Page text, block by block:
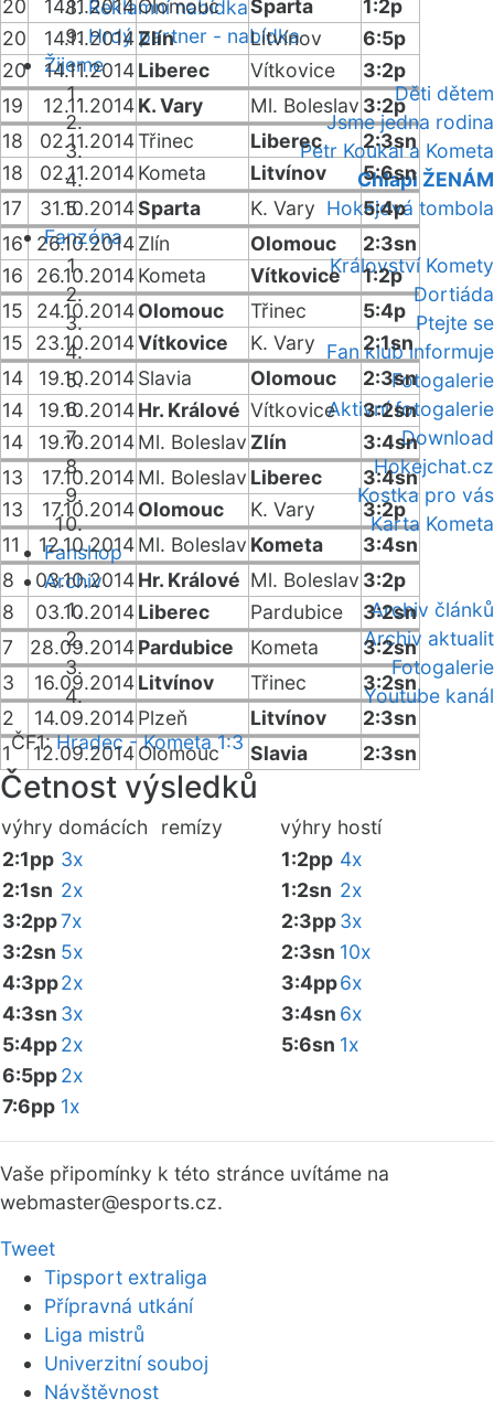
Reklamní nabídka
Hrdý partner - nabídka
Žijeme
Děti dětem
Jsme jedna rodina
Petr Koukal a Kometa
Chlapi ŽENÁM
Hokejová tombola
Fanzóna
Království Komety
Dortiáda
Ptejte se
Fan klub informuje
Fotogalerie
Aktivní fotogalerie
Download
Hokejchat.cz
Kostka pro vás
Karta Kometa
Fanshop
Archiv
Archiv článků
Archiv aktualit
Fotogalerie
Youtube kanál
ČF1:Hradec - Kometa 1:3
20 14.11.2014Olomouc Sparta
1:2p
20
14.11.2014Zlín Litvínov
6:5p
20
14.11.2014Liberec Vítkovice
3:2p
19
12.11.2014K. Vary Ml. Boleslav 3:2p
18
02.11.2014Třinec Liberec
2:3sn
18
02.11.2014Kometa Litvínov
5:6sn
17
31.10.2014Sparta K. Vary
5:4p
16
26.10.2014Zlín Olomouc
2:3sn
16
26.10.2014Kometa Vítkovice
1:2p
15
24.10.2014Olomouc Třinec
5:4p
15
23.10.2014Vítkovice K. Vary
2:1sn
14
19.10.2014Slavia Olomouc
2:3sn
14
19.10.2014Hr. Králové Vítkovice
3:2sn
14
19.10.2014Ml. Boleslav Zlín
3:4sn
13
17.10.2014Ml. Boleslav Liberec
3:4sn
13
17.10.2014Olomouc K. Vary
3:2p
11
12.10.2014Ml. Boleslav Kometa
3:4sn
8
03.10.2014Hr. Králové Ml. Boleslav 3:2p
8
03.10.2014Liberec Pardubice
3:2sn
7
28.09.2014Pardubice Kometa
3:2sn
3
16.09.2014Litvínov Třinec
3:2sn
2
14.09.2014Plzeň Litvínov
2:3sn
1
12.09.2014Olomouc Slavia 2:3sn
Četnost výsledků
výhry domácích remízy výhry hostí
2:1pp 3x
2:1sn 2x
3:2pp7x
3:2sn 5x
4:3pp2x
4:3sn 3x
5:4pp2x
6:5pp2x
7:6pp 1x
1:2pp 4x
1:2sn 2x
2:3pp3x
2:3sn 10x
3:4pp6x
3:4sn 6x
5:6sn 1x
Vaše připomínky k této stránce uvítáme na
webmaster@esports.cz.
Tweet
Tipsport extraliga
Přípravná utkání
Liga mistrů
Univerzitní souboj
Návštěvnost